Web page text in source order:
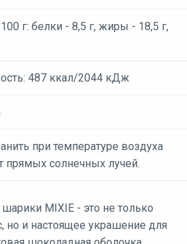
г: белки - 8,5 г, жиры - 18,5 г,
487 ккал/2044 кДж
при температуре воздуха
солнечных лучей.
MIXIE - это не только
но и настоящее украшение для